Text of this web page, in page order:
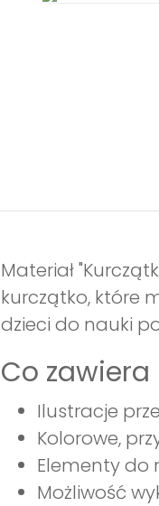
Materiał
kurczątko, które
dzieci do nauki
Co zawiera
Ilustracje
Kolorowe,
Elementy do
Możliwość